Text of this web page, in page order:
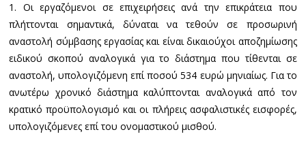
1. Οι εργαζόμενοι σε επιχειρήσεις ανά την επικράτεια που
πλήττονται σημαντικά, δύναται να τεθούν σε προσωρινή
αναστολή σύμβασης εργασίας και είναι δικαιούχοι αποζημίωσης
ειδικού σκοπού αναλογικά για το διάστημα που τίθενται σε
αναστολή, υπολογιζόμενη επί ποσού 534 ευρώ μηνιαίως. Για το
ανωτέρω χρονικό διάστημα καλύπτονται αναλογικά από τον
κρατικό προϋπολογισμό και οι πλήρεις ασφαλιστικές εισφορές,
υπολογιζόμενες επί του ονομαστικού μισθού.